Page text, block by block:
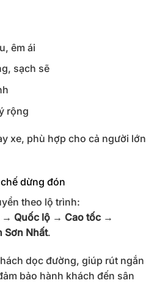
êm ái
sạch sẽ
rộng
xe, phù hợp cho cả người lớn
dừng đón
theo lộ trình:
→ Quốc lộ → Cao tốc →
Sơn Nhất.
dọc đường, giúp rút ngắn
bảo hành khách đến sân